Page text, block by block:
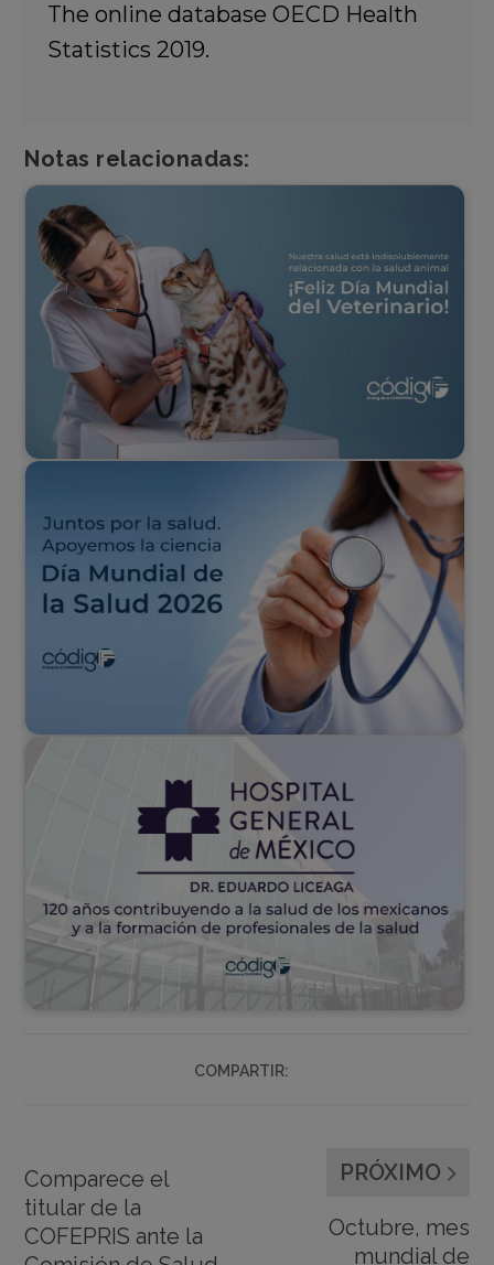
The online database OECD Health
Statistics 2019.
Notas relacionadas:
COMPARTIR:
Comparece el
titular de la
COFEPRIS ante la
PRÓXIMO
Octubre, mes
mundial de